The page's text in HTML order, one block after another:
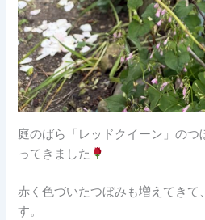
庭のばら「レッドクイーン」のつ
ってきました
赤く色づいたつぼみも増えてきて
す。